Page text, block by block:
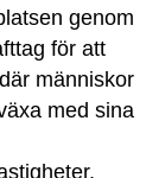
genom
för att
människor
med sina